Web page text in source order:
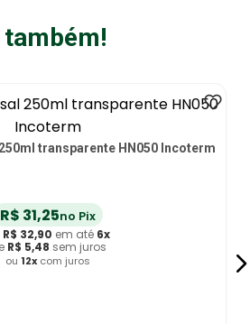
também!
transparente HN050 Incoterm
R$ 31,25no Pix
R$ 32,90 em até 6x
R$ 5,48 sem juros
ou 12x com juros